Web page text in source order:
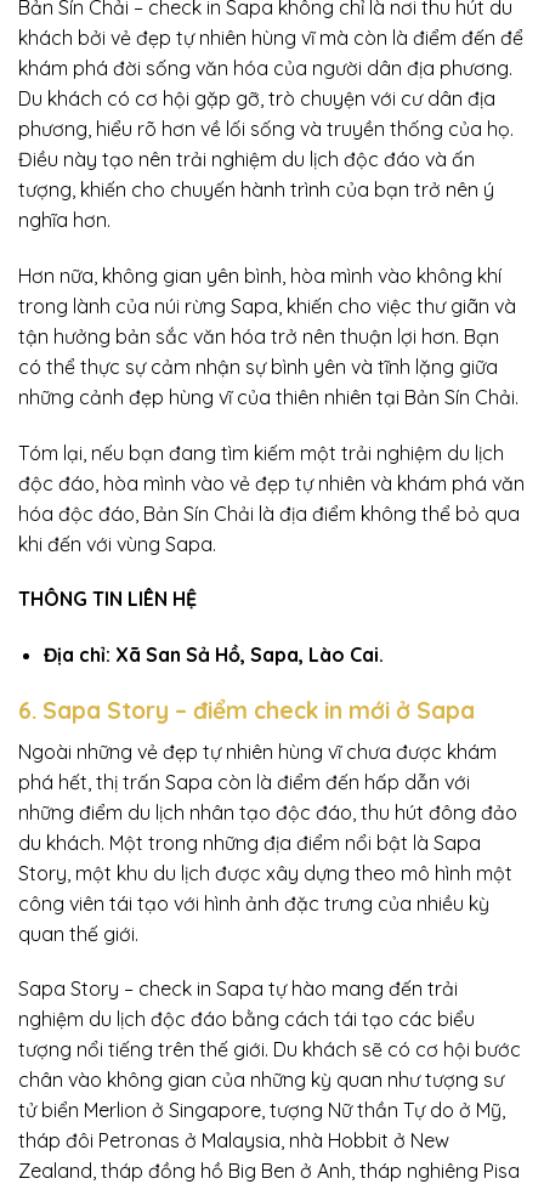
Bản Sín Chải – check in Sapa không chỉ là nơi thu hút du
khách bởi vẻ đẹp tự nhiên hùng vĩ mà còn là điểm đến để
khám phá đời sống văn hóa của người dân địa phương.
Du khách có cơ hội gặp gỡ, trò chuyện với cư dân địa
phương, hiểu rõ hơn về lối sống và truyền thống của họ.
Điều này tạo nên trải nghiệm du lịch độc đáo và ấn
tượng, khiến cho chuyến hành trình của bạn trở nên ý
nghĩa hơn.
Hơn nữa, không gian yên bình, hòa mình vào không khí
trong lành của núi rừng Sapa, khiến cho việc thư giãn và
tận hưởng bản sắc văn hóa trở nên thuận lợi hơn. Bạn
có thể thực sự cảm nhận sự bình yên và tĩnh lặng giữa
những cảnh đẹp hùng vĩ của thiên nhiên tại Bản Sín Chải.
Tóm lại, nếu bạn đang tìm kiếm một trải nghiệm du lịch
độc đáo, hòa mình vào vẻ đẹp tự nhiên và khám phá văn
hóa độc đáo, Bản Sín Chải là địa điểm không thể bỏ qua
khi đến với vùng Sapa.
THÔNG TIN LIÊN HỆ
Địa chỉ: Xã San Sả Hồ, Sapa, Lào Cai.
6. Sapa Story – điểm check in mới ở Sapa
Ngoài những vẻ đẹp tự nhiên hùng vĩ chưa được khám
phá hết, thị trấn Sapa còn là điểm đến hấp dẫn với
những điểm du lịch nhân tạo độc đáo, thu hút đông đảo
du khách. Một trong những địa điểm nổi bật là Sapa
Story, một khu du lịch được xây dựng theo mô hình một
công viên tái tạo với hình ảnh đặc trưng của nhiều kỳ
quan thế giới.
Sapa Story – check in Sapa tự hào mang đến trải
nghiệm du lịch độc đáo bằng cách tái tạo các biểu
tượng nổi tiếng trên thế giới. Du khách sẽ có cơ hội bước
chân vào không gian của những kỳ quan như tượng sư
tử biển Merlion ở Singapore, tượng Nữ thần Tự do ở Mỹ,
tháp đôi Petronas ở Malaysia, nhà Hobbit ở New
Zealand, tháp đồng hồ Big Ben ở Anh, tháp nghiêng Pisa